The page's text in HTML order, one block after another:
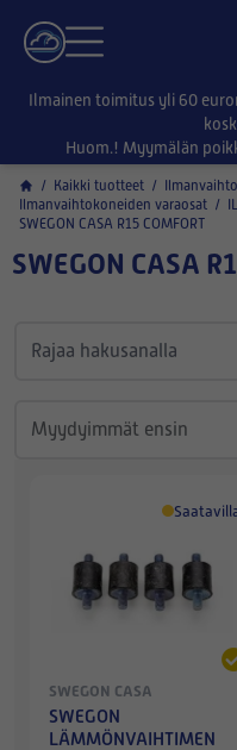
Ilmainen toimitus yli 60
Huom.! Myymälän
/ Kaikki tuotteet /
Ilmanvaihtokoneiden varaosat /
SWEGON CASA R15 COMFORT
SWEGON CASA
SWEGON CASA
SWEGON
LÄMMÖNVAIHTIMEN